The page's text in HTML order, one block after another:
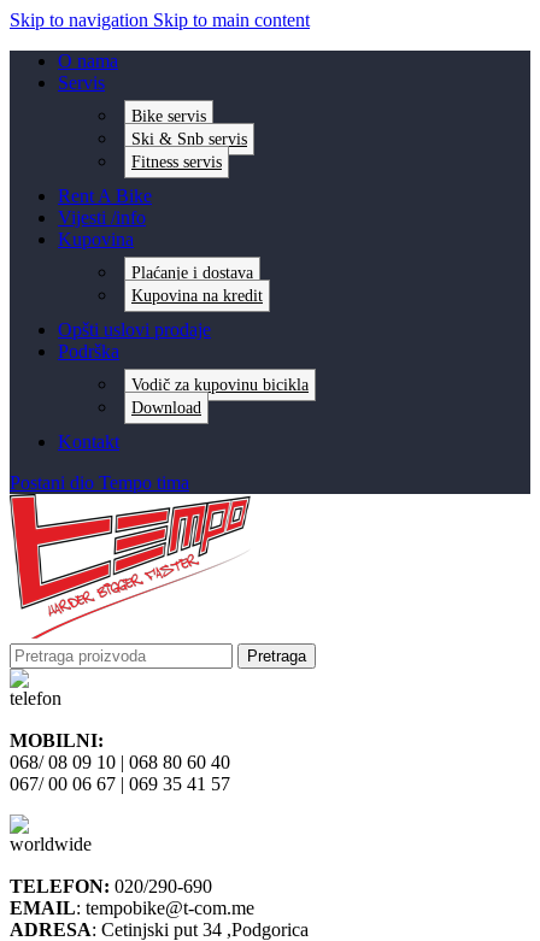
Skip to navigation Skip to main content
O nama
Servis
Bike servis
Ski & Snb servis
Fitness servis
Rent A Bike
Vijesti /info
Kupovina
Plaćanje i dostava
Kupovina na kredit
Opšti uslovi prodaje
Podrška
Vodič za kupovinu bicikla
Download
Kontakt
Postani dio Tempo tima
Pretraga
MOBILNI:
068/ 08 09 10 | 068 80 60 40
067/ 00 06 67 | 069 35 41 57
TELEFON: 020/290-690
EMAIL: tempobike@t-com.me
ADRESA: Cetinjski put 34 ,Podgorica